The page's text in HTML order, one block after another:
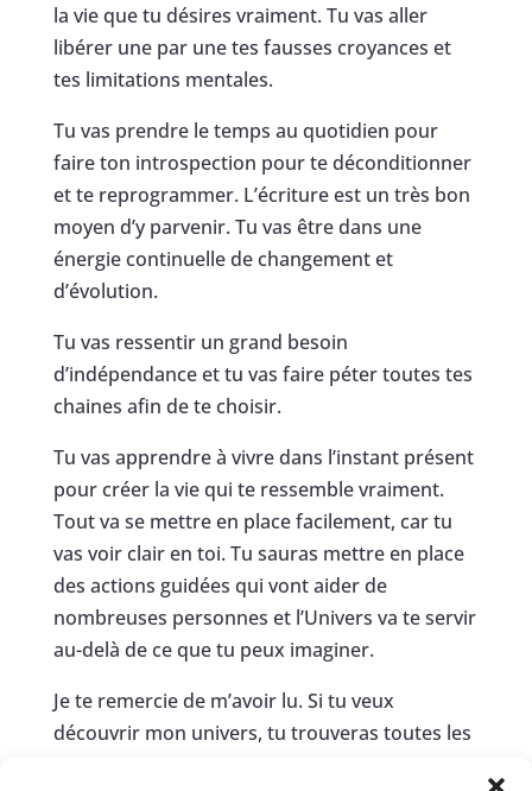
la vie que tu désires vraiment. Tu vas aller
libérer une par une tes fausses croyances et
tes limitations mentales.
Tu vas prendre le temps au quotidien pour
faire ton introspection pour te déconditionner
et te reprogrammer. L’écriture est un très bon
moyen d’y parvenir. Tu vas être dans une
énergie continuelle de changement et
d’évolution.
Tu vas ressentir un grand besoin
d’indépendance et tu vas faire péter toutes tes
chaines afin de te choisir.
Tu vas apprendre à vivre dans l’instant présent
pour créer la vie qui te ressemble vraiment.
Tout va se mettre en place facilement, car tu
vas voir clair en toi. Tu sauras mettre en place
des actions guidées qui vont aider de
nombreuses personnes et l’Univers va te servir
au-delà de ce que tu peux imaginer.
Je te remercie de m’avoir lu. Si tu veux
découvrir mon univers, tu trouveras toutes les